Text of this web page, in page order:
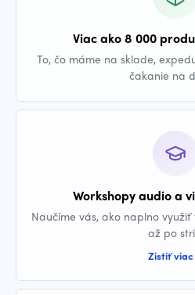
Viac ako 8 000
To, čo máme na sklade,
čakanie na
Workshopy audio a
Naučíme vás, ako naplno
až po
Zistiť viac